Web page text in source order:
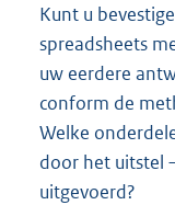
Kunt u
spreadsheets
uw eerdere
conform de
Welke
door het uitstel
uitgevoerd?